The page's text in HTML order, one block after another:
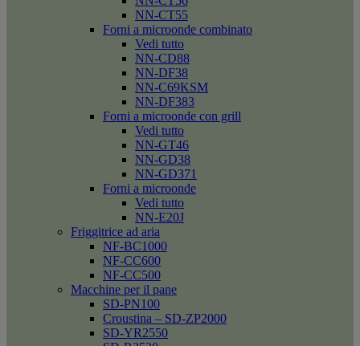
NN-CT55
Forni a microonde combinato
Vedi tutto
NN-CD88
NN-DF38
NN-C69KSM
NN-DF383
Forni a microonde con grill
Vedi tutto
NN-GT46
NN-GD38
NN-GD371
Forni a microonde
Vedi tutto
NN-E20J
Friggitrice ad aria
NF-BC1000
NF-CC600
NF-CC500
Macchine per il pane
SD-PN100
Croustina – SD-ZP2000
SD-YR2550